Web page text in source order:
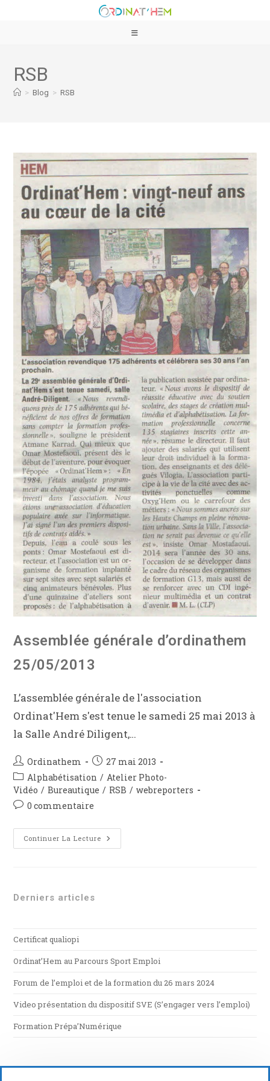
RSB
> Blog > RSB
Assemblée générale d’ordinathem
25/05/2013
L’assemblée générale de l'association
Ordinat'Hem s'est tenue le samedi 25 mai 2013 à
la Salle André Diligent,…
Ordinathem
27 mai 2013
Alphabétisation / Atelier Photo-
Vidéo / Bureautique / RSB / webreporters
0 commentaire
Continuer La Lecture
Derniers articles
Certificat qualiopi
Ordinat’Hem au Parcours Sport Emploi
Forum de l’emploi et de la formation du 26 mars 2024
Video présentation du dispositif SVE (S’engager vers l’emploi)
Formation Prépa’Numérique